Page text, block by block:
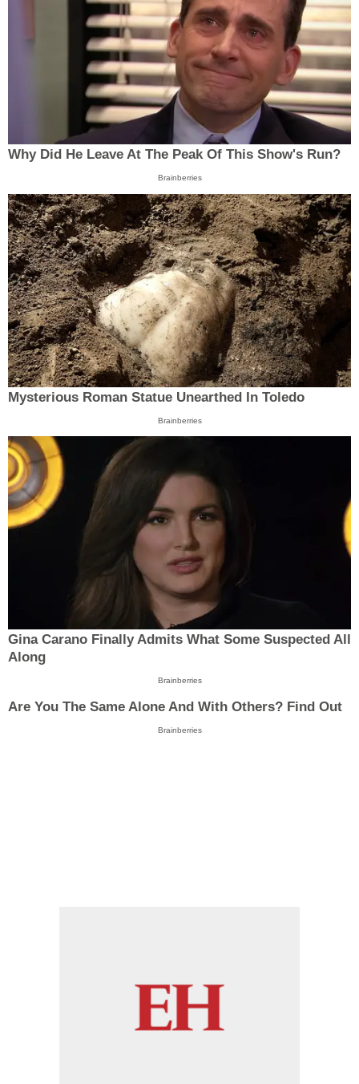
Why Did He Leave At The Peak Of This Show's Run?
Brainberries
Mysterious Roman Statue Unearthed In Toledo
Brainberries
Gina Carano Finally Admits What Some Suspected All
Along
Brainberries
Are You The Same Alone And With Others? Find Out
Brainberries